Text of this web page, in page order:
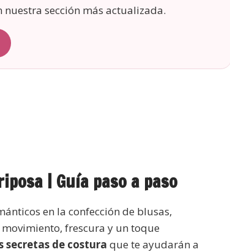
nuestra sección más actualizada.
| Guía paso a paso
en la confección de blusas,
frescura y un toque
secretas de costura que te ayudarán a